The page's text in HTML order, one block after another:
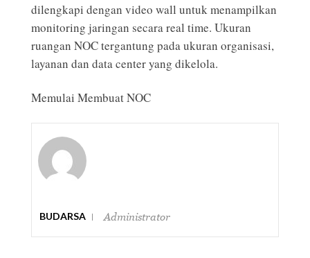
dilengkapi dengan video wall untuk menampilkan
monitoring jaringan secara real time. Ukuran
ruangan NOC tergantung pada ukuran organisasi,
layanan dan data center yang dikelola.
Memulai Membuat NOC
BUDARSA Administrator